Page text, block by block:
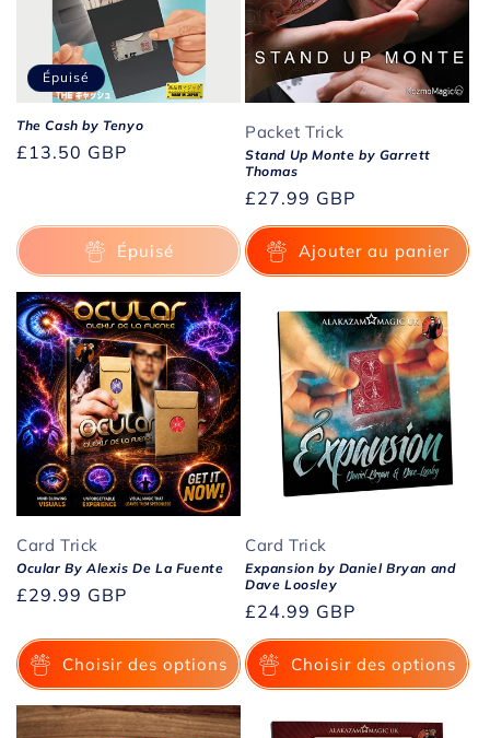
Épuisé
The Cash by Tenyo
Prix
£13.50 GBP
Épuisé
Packet Trick
Stand Up Monte by Garrett
Thomas
Prix
habituel
£27.99 GBP
Ajouter au panier
Card Trick
Ocular By Alexis De La Fuente
Prix
£29.99 GBP
Choisir des options
Card Trick
Expansion by Daniel Bryan and
Dave Loosley
Prix
habituel
£24.99 GBP
Choisir des options